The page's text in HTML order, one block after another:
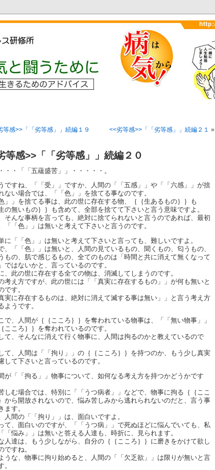
等感>>「「劣等感」」続編１９ <<劣等感>>「「劣等感」」続編２１ »
等感>>「「劣等感」」続編２０
・・「「五蘊盛苦」」・・・・・。
ですね、「「受」」ですか、人間の「「五感」」や「「六感」」が捨
ない場合では、「「色」」を捨てる事なのです。
色」」を捨てる事は、此の世に存在する物、｛｛生あるもの｝｝も
の無いもの｝｝も含めて、全部を捨てて下さいと言う意味ですよ。
そんな事柄を言っても、絶対に捨てられないと言うのであれば、最初
「「色」」は無いと考えて下さいと言うのです。
に「「色」」は無いと考えて下さいと言っても、難しいですよ。
、「「色」」は無いと、人間の見ているもの、聞くもの、匂うもの、
もの、肌で感じるもの、全てのものは「時間と共に消えて無くなって
ではないかと、言っているのです。
、此の世に存在する全ての物は、消滅してしまうのです。
考え方ですが、此の世には「「真実に存在するもの」」が何も無いと
です。
真実に存在するものは、絶対に消えて滅する事は無い」」と言う考え方
ようです。
で、人間が｛｛こころ｝｝を奪われている物事は、「「無い物事」」
こころ｝｝を奪われているのです。
て、そんなに消えて行く物事に、人間は拘るのかと教えているので
て、人間は「「拘り」」の｛｛こころ｝｝を持つのか、もう少し真実
して下さいと言っているのです。
が「「拘る」」物事について、如何なる考え方を持つかどうかです
しむ場合では、特別に「「うつ病者」」などで、物事に拘る｛｛ここ
から開放されないので、悩み苦しみから逃れられないのだと、言う事
ます。
人間の「「拘り」」は、面白いですよ。
て、面白いのですが、「「うつ病」」で死ぬほどに悩んでいても、私
「悩み」」は無いと答える人達も、時折に、見られます。
人達は、もう少しながら、自分の｛｛こころ｝｝に磨きをかけて欲し
ですね。
うな、物事に拘り始めると、人間の「「欠乏欲」」は限りが無いと言
。